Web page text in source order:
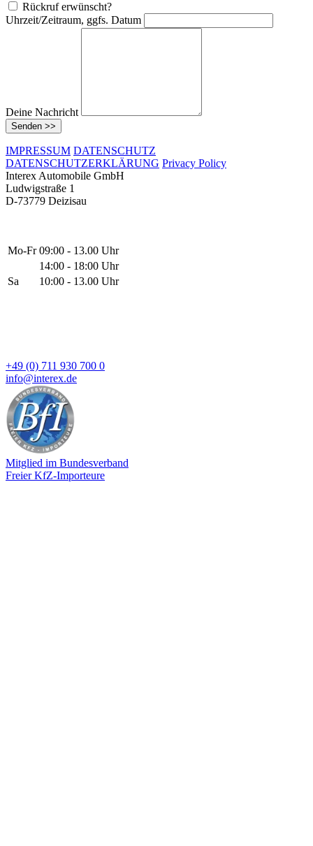
Rückruf erwünscht?
Uhrzeit/Zeitraum, ggfs. Datum
Deine Nachricht
Senden >>
IMPRESSUM DATENSCHUTZ
DATENSCHUTZERKLÄRUNG Privacy Policy
Interex Automobile GmbH
Ludwigstraße 1
D-73779 Deizisau
Mo-Fr 09:00 - 13.00 Uhr
14:00 - 18:00 Uhr
Sa
10:00 - 13.00 Uhr
+49 (0) 711 930 700 0
info@interex.de
Mitglied im Bundesverband
Freier KfZ-Importeure